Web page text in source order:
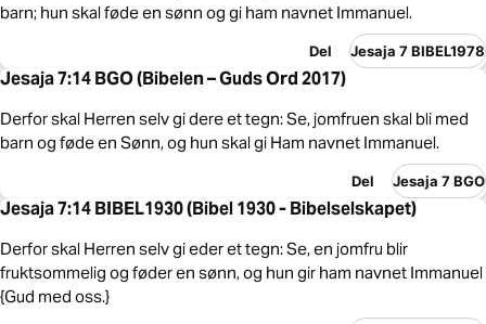
barn; hun skal føde en sønn og gi ham navnet Immanuel.
Del Jesaja 7 BIBEL1978
Jesaja 7:14 BGO (Bibelen – Guds Ord 2017)
Derfor skal Herren selv gi dere et tegn: Se, jomfruen skal bli med
barn og føde en Sønn, og hun skal gi Ham navnet Immanuel.
Del Jesaja 7 BGO
Jesaja 7:14 BIBEL1930 (Bibel 1930 - Bibelselskapet)
Derfor skal Herren selv gi eder et tegn: Se, en jomfru blir
fruktsommelig og føder en sønn, og hun gir ham navnet Immanuel
{Gud med oss.}